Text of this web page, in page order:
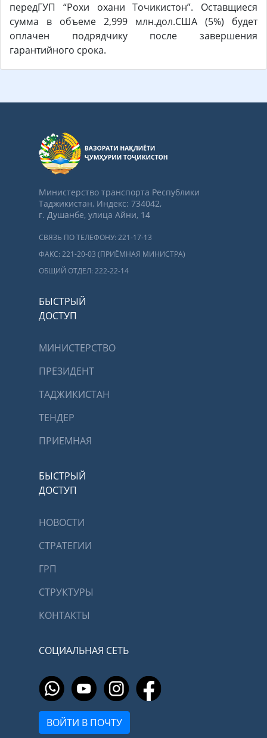
передГУП “Рохи охани Точикистон”. Оставщиеся
сумма в объеме 2,999 млн.дол.США (5%) будет
оплачен подрядчику после завершения
гарантийного срока.
Министерство транспорта Республики
Таджикистан, Индекс: 734042,
г. Душанбе, улица Айни, 14
СВЯЗЬ ПО ТЕЛЕФОНУ: 221-17-13
ФАКС: 221-20-03 (ПРИЁМНАЯ МИНИСТРА)
ОБЩИЙ ОТДЕЛ: 222-22-14
БЫСТРЫЙ
ДОСТУП
МИНИСТЕРСТВО
ПРЕЗИДЕНТ
ТАДЖИКИСТАН
ТЕНДЕР
ПРИЕМНАЯ
БЫСТРЫЙ
ДОСТУП
НОВОСТИ
СТРАТЕГИИ
ГРП
СТРУКТУРЫ
КОНТАКТЫ
СОЦИАЛЬНАЯ СЕТЬ
ВОЙТИ В ПОЧТУ